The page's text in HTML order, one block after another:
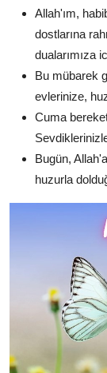
Allah'ım,
dostlarına
dualarımıza
Bu mübarek
evlerinize,
Cuma
Bugün,
huzurla